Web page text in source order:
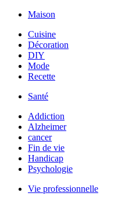
Maison
Cuisine
Décoration
DIY
Mode
Recette
Santé
Addiction
Alzheimer
cancer
Fin de vie
Handicap
Psychologie
Vie professionnelle